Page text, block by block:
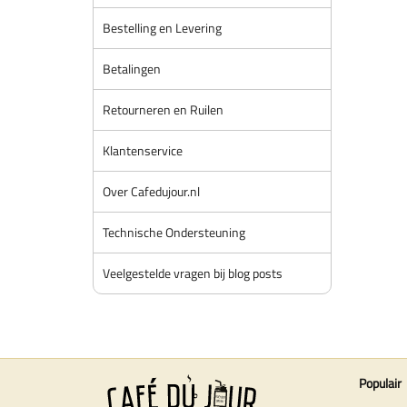
Bestelling en Levering
Betalingen
Retourneren en Ruilen
Klantenservice
Over Cafedujour.nl
Technische Ondersteuning
Veelgestelde vragen bij blog posts
Populair